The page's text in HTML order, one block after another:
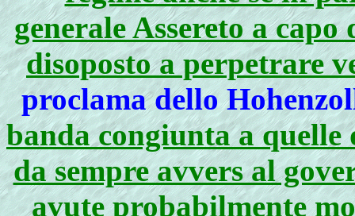
generale Assereto a
disoposto a perpetrare
proclama dello
banda congiunta a quelle
da sempre avvers al
avute probabilmente